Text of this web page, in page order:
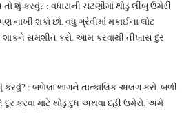
શું કરવું? : વધારાની ચટણીમાં થોડું લીંબુ ઉમેરી
નાખી શકો છો. વધુ ગ્રેવીમાં મકાઈના લોટ
સમશીત કરો. આમ કરવાથી તીખાસ દુર
કરવું? : બળેલા ભાગને તાત્કાલિક અલગ કરો. બળી
કરવા માટે થોડું દુધ અથવા દહી ઉમેરો. અમે